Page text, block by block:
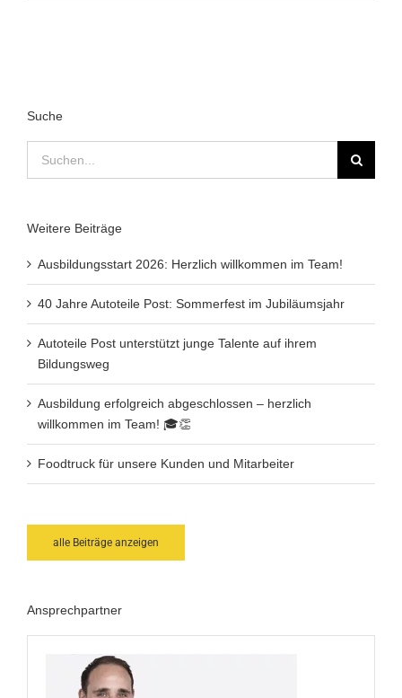
Suche
Weitere Beiträge
Ausbildungsstart 2026: Herzlich willkommen im Team!
40 Jahre Autoteile Post: Sommerfest im Jubiläumsjahr
Autoteile Post unterstützt junge Talente auf ihrem
Bildungsweg
Ausbildung erfolgreich abgeschlossen – herzlich
willkommen im Team! 🎓👏
Foodtruck für unsere Kunden und Mitarbeiter
alle Beiträge anzeigen
Ansprechpartner